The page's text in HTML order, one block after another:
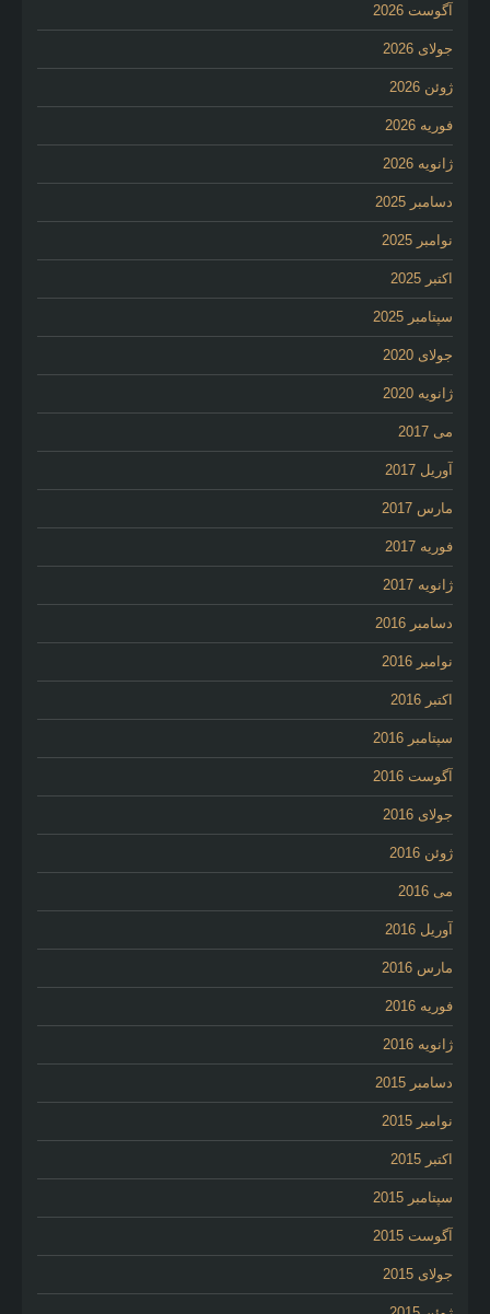
آگوست 2026
جولای 2026
ژوئن 2026
فوریه 2026
ژانویه 2026
دسامبر 2025
نوامبر 2025
اکتبر 2025
سپتامبر 2025
جولای 2020
ژانویه 2020
می 2017
آوریل 2017
مارس 2017
فوریه 2017
ژانویه 2017
دسامبر 2016
نوامبر 2016
اکتبر 2016
سپتامبر 2016
آگوست 2016
جولای 2016
ژوئن 2016
می 2016
آوریل 2016
مارس 2016
فوریه 2016
ژانویه 2016
دسامبر 2015
نوامبر 2015
اکتبر 2015
سپتامبر 2015
آگوست 2015
جولای 2015